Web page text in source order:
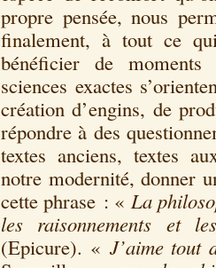
propre pensée, nous
finalement, à tout ce
bénéficier de
sciences exactes
création d’engins, de
répondre à des
textes anciens, textes
notre modernité, donner
cette phrase : «La
les raisonnements et
(Epicure). « J’aime tout